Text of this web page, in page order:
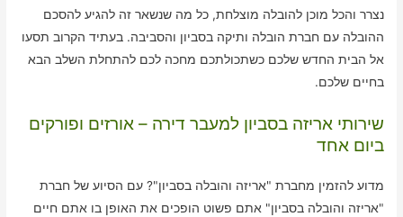
נצרר והכל מוכן להובלה מוצלחת, כל מה שנשאר זה להגיע להסכם
ההובלה עם חברת הובלה ותיקה בסביון והסביבה. בעתיד הקרוב תסעו
אל הבית החדש שלכם כשתכולתכם מחכה לכם להתחלת השלב הבא
בחיים שלכם.
שירותי אריזה בסביון למעבר דירה – אורזים ופורקים
ביום אחד
מדוע להזמין מחברת "אריזה והובלה בסביון"? עם הסיוע של חברת
"אריזה והובלה בסביון" אתם פשוט הופכים את האופן בו אתם חיים